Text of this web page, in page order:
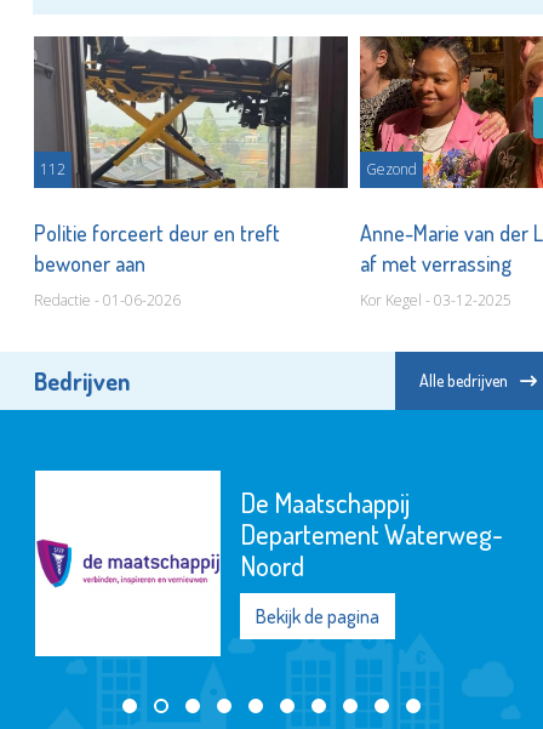
112
Politie forceert deur en treft
bewoner aan
Redactie - 01-06-2026
Gezond
Anne-Marie van der
af met verrassing
Kor Kegel - 03-12-2025
Bedrijven Alle bedrijven
De Maatschappij
Departement Waterweg-
Noord
Bekijk de pagina